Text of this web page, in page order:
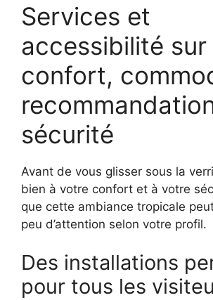
Services et
accessibilité sur
confort,
sécurité
Avant de vous glisser sous la
bien à votre confort et à votre
que cette ambiance tropicale
peu d’attention selon votre profil.
Des installations
pour tous les